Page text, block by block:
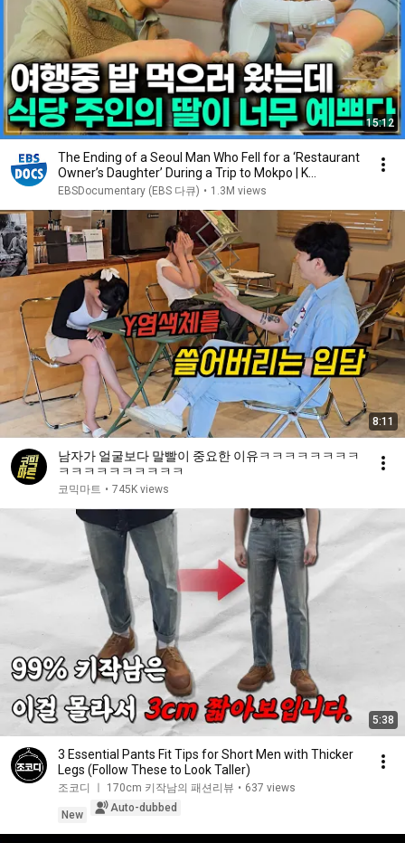
15:12
The Ending of a Seoul Man Who Fell for a ‘Restaurant
Owner’s Daughter’ During a Trip to Mokpo | K...
EBSDocumentary (EBS 다큐) • 1.3M views
8:11
남자가 얼굴보다 말빨이 중요한 이유ㅋㅋㅋㅋㅋㅋㅋㅋ
ㅋㅋㅋㅋㅋㅋㅋㅋㅋㅋ
코믹마트 • 745K views
5:38
3 Essential Pants Fit Tips for Short Men with Thicker
Legs (Follow These to Look Taller)
조코디 ㅣ 170cm 키작남의 패션리뷰 • 637 views
New
Auto-dubbed